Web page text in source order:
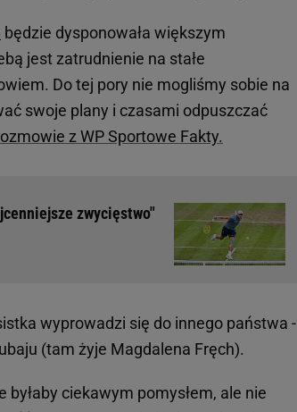
będzie dysponowała większym
jest zatrudnienie na stałe
Do tej pory nie mogliśmy sobie na
swoje plany i czasami odpuszczać
z WP Sportowe Fakty.
zwycięstwo"
wyprowadzi się do innego państwa -
(tam żyje Magdalena Fręch).
ciekawym pomysłem, ale nie